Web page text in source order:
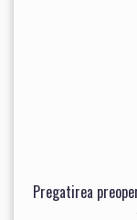
Pregatirea